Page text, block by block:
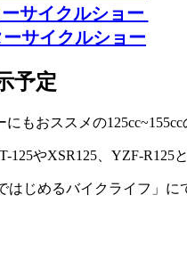
サイクルショー
サイクルショー
予定
もおススメの
やXSR125、YZF-R125
じめるバイクライフ」に